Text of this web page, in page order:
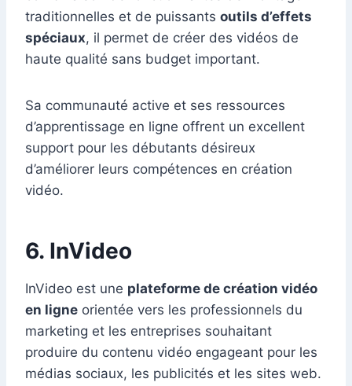
traditionnelles et de puissants outils d’effets
spéciaux, il permet de créer des vidéos de
haute qualité sans budget important.
Sa communauté active et ses ressources
d’apprentissage en ligne offrent un excellent
support pour les débutants désireux
d’améliorer leurs compétences en création
vidéo.
6. InVideo
InVideo est une plateforme de création vidéo
en ligne orientée vers les professionnels du
marketing et les entreprises souhaitant
produire du contenu vidéo engageant pour les
médias sociaux, les publicités et les sites web.